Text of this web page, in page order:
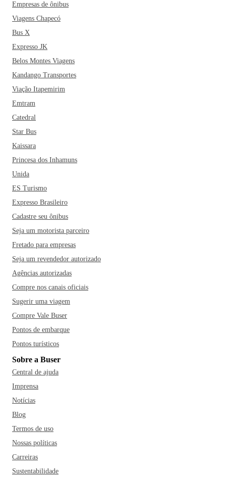
Empresas de ônibus
Viagens Chapecó
Bus X
Expresso JK
Belos Montes Viagens
Kandango Transportes
Viação Itapemirim
Emtram
Catedral
Star Bus
Kaissara
Princesa dos Inhamuns
Unida
ES Turismo
Expresso Brasileiro
Cadastre seu ônibus
Seja um motorista parceiro
Fretado para empresas
Seja um revendedor autorizado
Agências autorizadas
Compre nos canais oficiais
Sugerir uma viagem
Compre Vale Buser
Pontos de embarque
Pontos turísticos
Sobre a Buser
Central de ajuda
Imprensa
Notícias
Blog
Termos de uso
Nossas políticas
Carreiras
Sustentabilidade